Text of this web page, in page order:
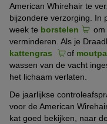
American Whirehair te
bijzondere verzorging. In
week te borstelen
om
verminderen. Als je
kattengras
of
wassen van de vacht
het lichaam verlaten.
De jaarlijkse
voor de American
kat goed bekijken, naar